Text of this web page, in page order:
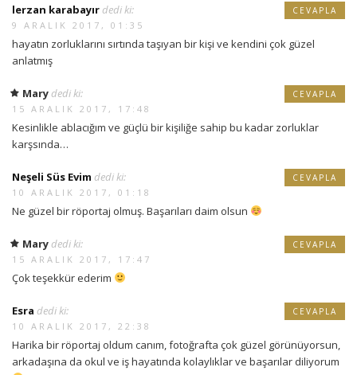
lerzan karabayır dedi ki:
9 ARALIK 2017, 01:35
hayatın zorluklarını sırtında taşıyan bir kişi ve kendini çok güzel
anlatmış
CEVAPLA
Mary dedi ki:
15 ARALIK 2017, 17:48
Kesinlikle ablacığım ve güçlü bir kişiliğe sahip bu kadar zorluklar
karşsında…
CEVAPLA
Neşeli Süs Evim dedi ki:
10 ARALIK 2017, 01:18
Ne güzel bir röportaj olmuş. Başarıları daim olsun
CEVAPLA
Mary dedi ki:
15 ARALIK 2017, 17:47
Çok teşekkür ederim
CEVAPLA
Esra dedi ki:
10 ARALIK 2017, 22:38
Harika bir röportaj oldum canım, fotoğrafta çok güzel görünüyorsun,
arkadaşına da okul ve iş hayatında kolaylıklar ve başarılar diliyorum
CEVAPLA